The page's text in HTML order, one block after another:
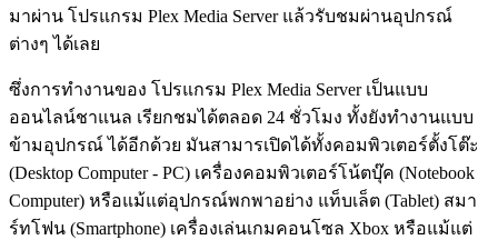
มาผ่าน โปรแกรม Plex Media Server แล้วรับชมผ่านอุปกรณ์
ต่างๆ ได้เลย
ซึ่งการทำงานของ โปรแกรม Plex Media Server เป็นแบบ
ออนไลน์ชาแนล เรียกชมได้ตลอด 24 ชั่วโมง ทั้งยังทำงานแบบ
ข้ามอุปกรณ์ ได้อีกด้วย มันสามารเปิดได้ทั้งคอมพิวเตอร์ตั้งโต๊ะ
(Desktop Computer - PC) เครื่องคอมพิวเตอร์โน้ตบุ๊ค (Notebook
Computer) หรือแม้แต่อุปกรณ์พกพาอย่าง แท็บเล็ต (Tablet) สมา
ร์ทโฟน (Smartphone) เครื่องเล่นเกมคอนโซล Xbox หรือแม้แต่